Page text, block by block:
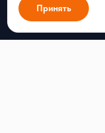
Radist.Online + Part Soft
Radist.Online + Далион
Принять